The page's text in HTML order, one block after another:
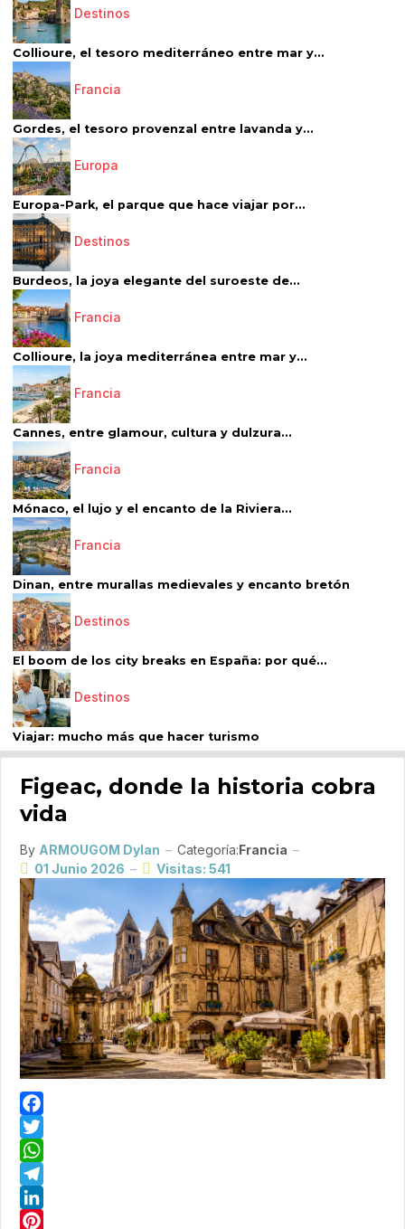
Destinos
Collioure, el tesoro mediterráneo entre mar y...
Francia
Gordes, el tesoro provenzal entre lavanda y...
Europa
Europa-Park, el parque que hace viajar por...
Destinos
Burdeos, la joya elegante del suroeste de...
Francia
Collioure, la joya mediterránea entre mar y...
Francia
Cannes, entre glamour, cultura y dulzura...
Francia
Mónaco, el lujo y el encanto de la Riviera...
Francia
Dinan, entre murallas medievales y encanto bretón
Destinos
El boom de los city breaks en España: por qué...
Destinos
Viajar: mucho más que hacer turismo
Figeac, donde la historia cobra
vida
By ARMOUGOM Dylan Categoría:Francia
01 Junio 2026
Visitas: 541
Facebook
Twitter
WhatsApp
Telegram
LinkedIn